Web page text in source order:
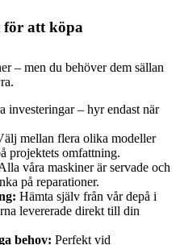
för att köpa
– men du behöver dem sällan
investeringar – hyr endast när
mellan flera olika modeller
projektets omfattning.
våra maskiner är servade och
på reparationer.
Hämta själv från vår depå i
levererade direkt till din
behov: Perfekt vid